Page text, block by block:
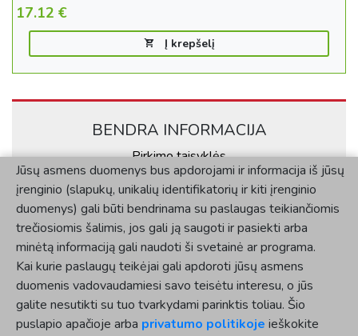
Į krepšelį
Pirkimo taisyklės
Kontaktai
Privatumo politika
KLIENTAMS
Mano paskyra
Užsakymų istorija
SOCIALINĖ SKLAIDA
Jūsų asmens duomenys bus apdorojami ir informacija iš jūsų
įrenginio (slapukų, unikalių identifikatorių ir kiti įrenginio
duomenys) gali būti bendrinama su paslaugas teikiančiomis
trečiosiomis šalimis, jos gali ją saugoti ir pasiekti arba
minėtą informaciją gali naudoti ši svetainė ar programa.
Kai kurie paslaugų teikėjai gali apdoroti jūsų asmens
duomenis vadovaudamiesi savo teisėtu interesu, o jūs
galite nesutikti su tuo tvarkydami parinktis toliau. Šio
puslapio apačioje arba privatumo politikoje ieškokite